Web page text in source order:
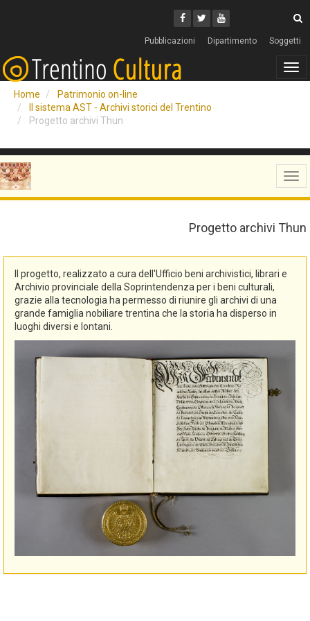
Facebook
Twitter
Youtube
Pubblicazioni Dipartimento Soggetti
Home
Patrimonio on-line
Il sistema AST - Archivi storici del Trentino
Progetto archivi Thun
Progetto archivi Thun
Il progetto, realizzato a cura dell'Ufficio beni archivistici, librari e
Archivio provinciale della Soprintendenza per i beni culturali,
grazie alla tecnologia ha permesso di riunire gli archivi di una
grande famiglia nobiliare trentina che la storia ha disperso in
luoghi diversi e lontani.